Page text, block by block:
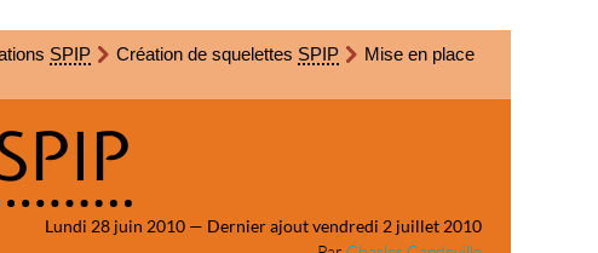
SPIP Création de squelettes SPIP
Mise en place
Lundi 28 juin 2010 — Dernier ajout vendredi 2 juillet 2010